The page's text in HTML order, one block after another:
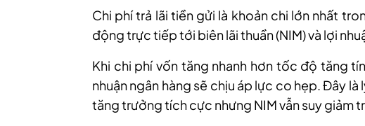
Chi phí trả lãi tiền gửi là khoản chi lớn nhất
động trực tiếp tới biên lãi thuần (NIM) và lợi
Khi chi phí vốn tăng nhanh hơn tốc độ tăng
nhuận ngân hàng sẽ chịu áp lực co hẹp. Đây
tăng trưởng tích cực nhưng NIM vẫn suy giảm